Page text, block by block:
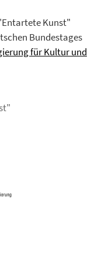
Kunst"
Bundestages
für Kultur und